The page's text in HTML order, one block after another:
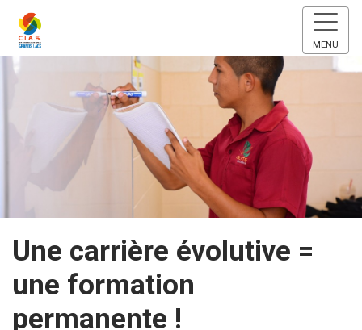
MENU
Une carrière évolutive =
une formation
permanente !